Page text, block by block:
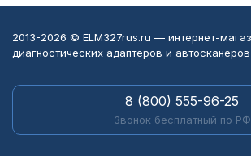
2013-2026 © ELM327rus.ru — интернет-
диагностических адаптеров и автосканеров
8 (800) 555-96-25
Звонок бесплатный по РФ